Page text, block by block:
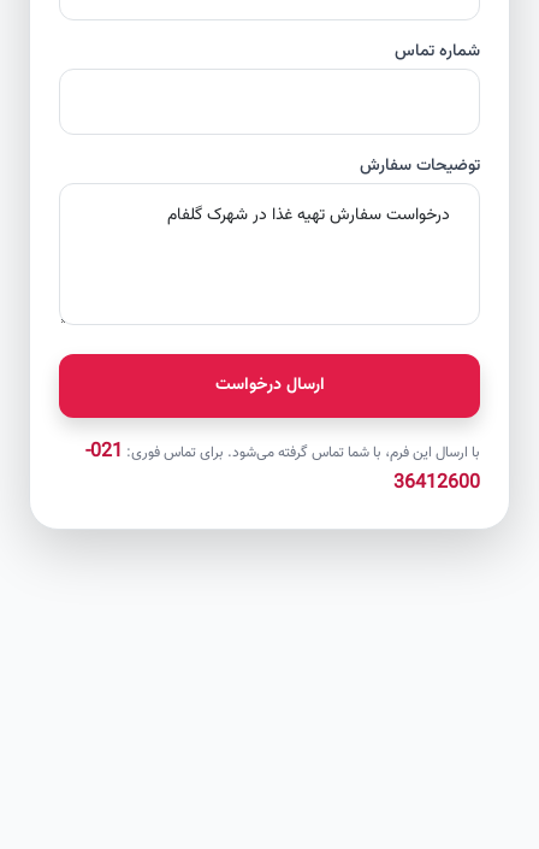
شماره تماس
توضیحات سفارش
ارسال درخواست
با ارسال این فرم، با شما تماس گرفته می‌شود. برای تماس فوری:
021-
36412600